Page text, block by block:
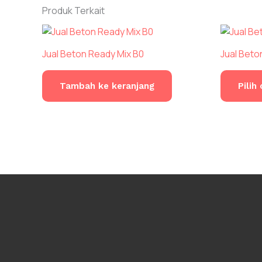
Produk Terkait
Jual Beton Ready Mix B0
Tambah ke keranjang
Jual
Pilih